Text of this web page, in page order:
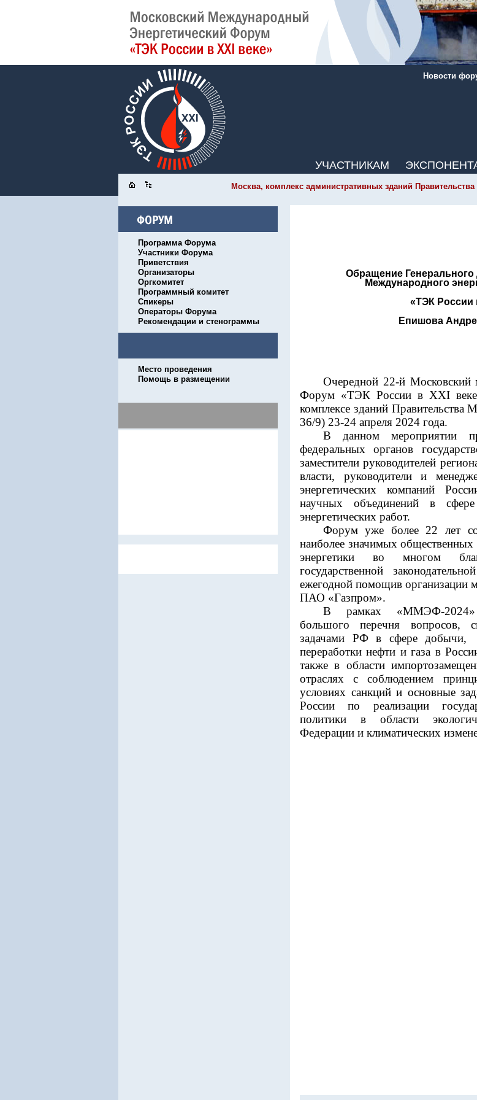
Новости
УЧАСТНИКАМ
Москва, комплекс административных зданий
Программа Форума
Участники Форума
Приветствия
Организаторы
Оргкомитет
Программный комитет
Спикеры
Операторы Форума
Рекомендации и стенограммы
Место проведения
Помощь в размещении
Обращение Генерального
Международного
«ТЭК России
Епишова
Очередной 22-й Московский
Форум «ТЭК России в XXI
комплексе зданий
36/9) 23-24 апреля 2024 года.
В данном мероприятии
федеральных органов
заместители руководителей
власти, руководители и
энергетических компаний
научных объединений в
энергетических работ.
Форум уже более 22 лет
наиболее значимых
энергетики во многом
государственной
ежегодной помощив организации
ПАО «Газпром».
В рамках «ММЭФ-2024»
большого перечня вопросов,
задачами РФ в сфере добычи,
переработки нефти и газа в
также в области
отраслях с соблюдением
условиях санкций и основные
России по реализации
политики в области
Федерации и климатических